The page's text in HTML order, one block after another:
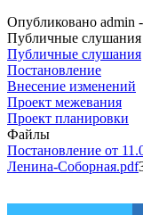
Опубликовано admin -
Публичные слушания
Публичные слушания
Постановление
Внесение изменений
Проект межевания
Проект планировки
Файлы
Постановление от
Ленина-Соборная.pdf